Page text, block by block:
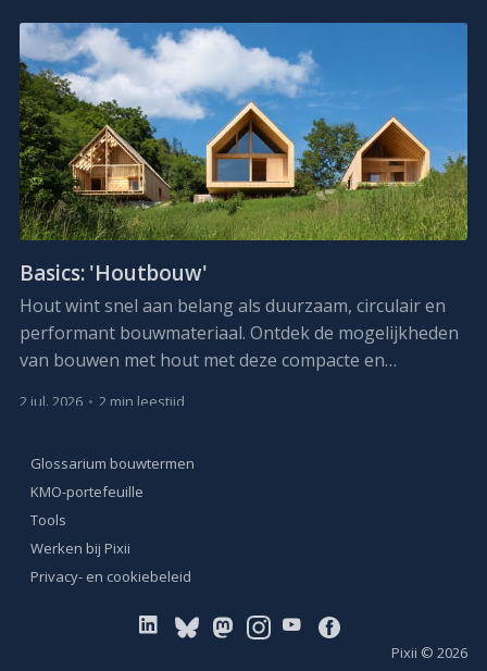
Basics: 'Houtbouw'
Hout wint snel aan belang als duurzaam, circulair en
performant bouwmateriaal. Ontdek de mogelijkheden
van bouwen met hout met deze compacte en
2 jul. 2026 • 2 min leestijd
Glossarium bouwtermen
KMO-portefeuille
Tools
Werken bij Pixii
Privacy- en cookiebeleid
Pixii © 2026